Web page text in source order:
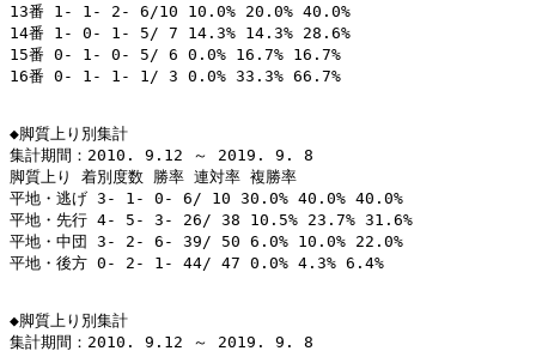
13番 1- 1- 2- 6/10 10.0% 20.0% 40.0%
14番 1- 0- 1- 5/ 7 14.3% 14.3% 28.6%
15番 0- 1- 0- 5/ 6 0.0% 16.7% 16.7%
16番 0- 1- 1- 1/ 3 0.0% 33.3% 66.7%
◆脚質上り別集計
集計期間：2010. 9.12 ～ 2019. 9. 8
脚質上り 着別度数 勝率 連対率 複勝率
平地・逃げ 3- 1- 0- 6/ 10 30.0% 40.0% 40.0%
平地・先行 4- 5- 3- 26/ 38 10.5% 23.7% 31.6%
平地・中団 3- 2- 6- 39/ 50 6.0% 10.0% 22.0%
平地・後方 0- 2- 1- 44/ 47 0.0% 4.3% 6.4%
◆脚質上り別集計
集計期間：2010. 9.12 ～ 2019. 9. 8